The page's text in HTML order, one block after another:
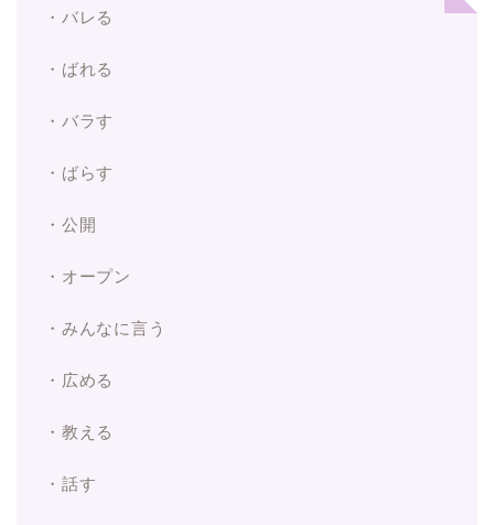
・バレる
・ばれる
・バラす
・ばらす
・公開
・オープン
・みんなに言う
・広める
・教える
・話す